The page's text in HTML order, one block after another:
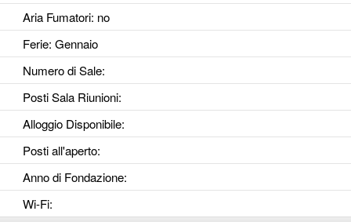
Aria Fumatori: no
Ferie: Gennaio
Numero di Sale:
Posti Sala Riunioni:
Alloggio Disponibile:
Posti all'aperto:
Anno di Fondazione:
Wi-Fi: